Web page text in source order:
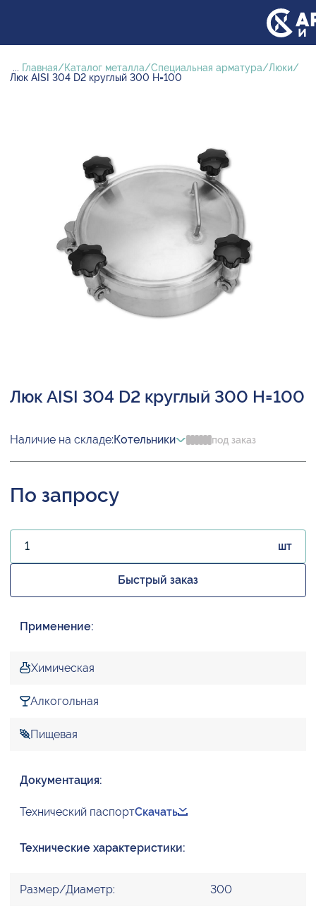
... Главная Каталог металла Специальная арматура
Люки
Люк AISI 304 D2 круглый 300 H=100
Люк AISI 304 D2 круглый 300 H=100
Наличие на складе:Котельники под заказ
По запросу
шт
Быстрый заказ
Применение:
Химическая
Алкогольная
Пищевая
Документация:
Технический паспортСкачать
Технические характеристики:
Размер/Диаметр: 300